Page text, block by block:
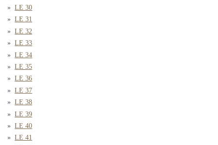
LE 30
LE 31
LE 32
LE 33
LE 34
LE 35
LE 36
LE 37
LE 38
LE 39
LE 40
LE 41